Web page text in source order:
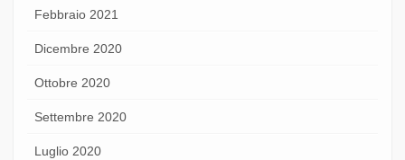
Febbraio 2021
Dicembre 2020
Ottobre 2020
Settembre 2020
Luglio 2020